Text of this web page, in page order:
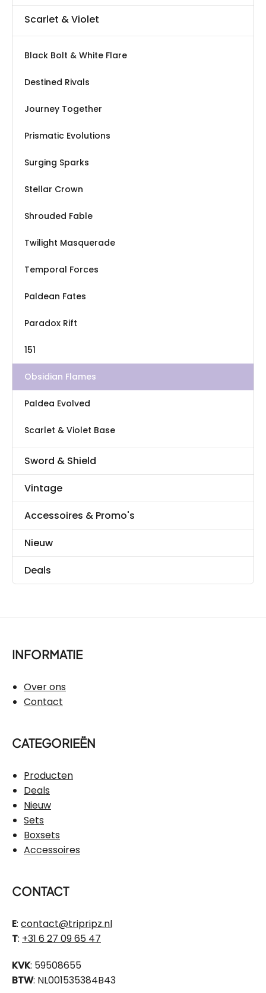
Scarlet & Violet
Black Bolt & White Flare
Destined Rivals
Journey Together
Prismatic Evolutions
Surging Sparks
Stellar Crown
Shrouded Fable
Twilight Masquerade
Temporal Forces
Paldean Fates
Paradox Rift
151
Obsidian Flames
Paldea Evolved
Scarlet & Violet Base
Sword & Shield
Vintage
Accessoires & Promo's
Nieuw
Deals
INFORMATIE
Over ons
Contact
CATEGORIEËN
Producten
Deals
Nieuw
Sets
Boxsets
Accessoires
CONTACT
E: contact@tripripz.nl
T: +31 6 27 09 65 47
KVK: 59508655
BTW: NL001535384B43